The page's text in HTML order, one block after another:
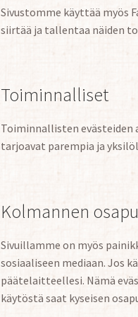
Sivustomme käyttää myös
siirtää ja tallentaa näiden
Toiminnalliset
Toiminnallisten evästeiden
tarjoavat parempia ja
Kolmannen
Sivuillamme on myös
sosiaaliseen mediaan. Jos
päätelaitteellesi. Nämä
käytöstä saat kyseisen